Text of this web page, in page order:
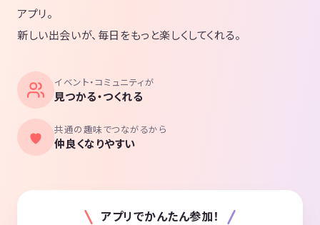
アプリ。
新しい出会いが、毎日をもっと楽しくしてくれる。
イベント・コミュニティが
見つかる・つくれる
共通の趣味でつながるから
仲良くなりやすい
アプリでかんたん参加！